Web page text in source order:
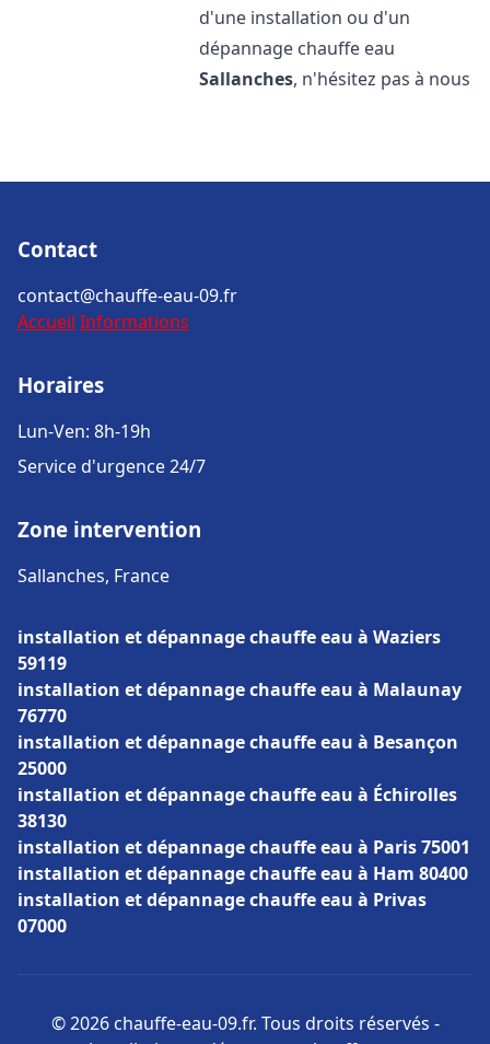
d'une installation ou d'un
dépannage chauffe eau
Sallanches, n'hésitez pas à nous
Contact
contact@chauffe-eau-09.fr
Accueil Informations
Horaires
Lun-Ven: 8h-19h
Service d'urgence 24/7
Zone intervention
Sallanches, France
installation et dépannage chauffe eau à Waziers
59119
installation et dépannage chauffe eau à Malaunay
76770
installation et dépannage chauffe eau à Besançon
25000
installation et dépannage chauffe eau à Échirolles
38130
installation et dépannage chauffe eau à Paris 75001
installation et dépannage chauffe eau à Ham 80400
installation et dépannage chauffe eau à Privas
07000
© 2026 chauffe-eau-09.fr. Tous droits réservés -